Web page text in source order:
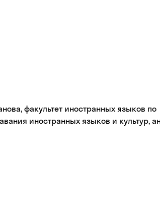
факультет иностранных языков по
иностранных языков и культур,